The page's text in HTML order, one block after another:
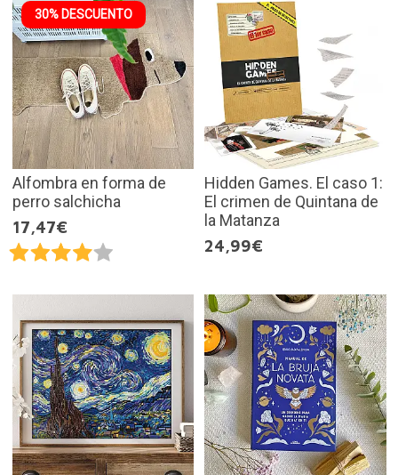
30% DESCUENTO
Alfombra en forma de
perro salchicha
17,47€
Hidden Games. El caso 1:
El crimen de Quintana de
la Matanza
24,99€